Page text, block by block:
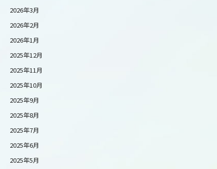
2026年3月
2026年2月
2026年1月
2025年12月
2025年11月
2025年10月
2025年9月
2025年8月
2025年7月
2025年6月
2025年5月